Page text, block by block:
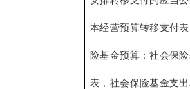
本经营预算转移支付
险基金预算：社会保
表，社会保险基金支